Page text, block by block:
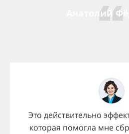
Анатолий
Это действительно
которая помогла мне